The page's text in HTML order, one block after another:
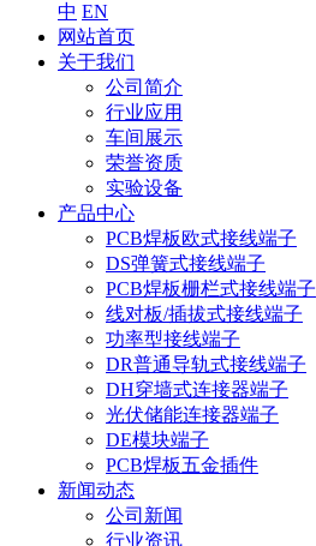
中 EN
网站首页
关于我们
公司简介
行业应用
车间展示
荣誉资质
实验设备
产品中心
PCB焊板欧式接线端子
DS弹簧式接线端子
PCB焊板栅栏式接线端子
线对板/插拔式接线端子
功率型接线端子
DR普通导轨式接线端子
DH穿墙式连接器端子
光伏储能连接器端子
DE模块端子
PCB焊板五金插件
新闻动态
公司新闻
行业资讯